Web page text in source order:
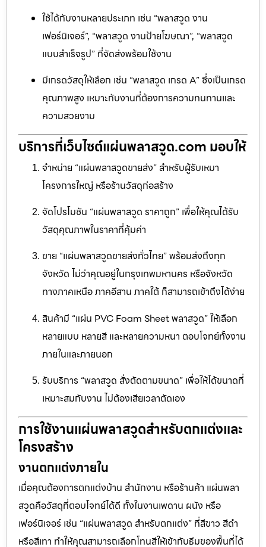
ใช้ได้กับงานหลายประเภท เช่น “พลาสวูด งาน
เฟอร์นิเจอร์”, “พลาสวูด งานป้ายโฆษณา”, “พลาสวูด
แบบสำเร็จรูป” ที่จัดส่งพร้อมใช้งาน
มีเกรดวัสดุให้เลือก เช่น “พลาสวูด เกรด A” ซึ่งเป็นเกรด
คุณภาพสูง เหมาะกับงานที่ต้องการความทนทานและ
ความสวยงาม
บริการที่เว็บไซต์แผ่นพลาสวูด.com มอบให้
จำหน่าย “แผ่นพลาสวูดขายส่ง” สำหรับผู้รับเหมา
โครงการใหญ่ หรือร้านวัสดุก่อสร้าง
จัดโปรโมชัน “แผ่นพลาสวูด ราคาถูก” เพื่อให้คุณได้รับ
วัสดุคุณภาพในราคาที่คุ้มค่า
ขาย “แผ่นพลาสวูดขายส่งทั่วไทย” พร้อมส่งถึงทุก
จังหวัด ไม่ว่าคุณอยู่ในกรุงเทพมหานคร หรือจังหวัด
ทางภาคเหนือ ภาคอีสาน ภาคใต้ ก็สามารถเข้าถึงได้ง่าย
สินค้ามี “แผ่น PVC Foam Sheet พลาสวูด” ให้เลือก
หลายแบบ หลายสี และหลายความหนา ตอบโจทย์ทั้งงาน
ภายในและภายนอก
รับบริการ “พลาสวูด สั่งตัดตามขนาด” เพื่อให้ได้ขนาดที่
เหมาะสมกับงาน ไม่ต้องเสียเวลาตัดเอง
การใช้งานแผ่นพลาสวูดสำหรับตกแต่งและ
โครงสร้าง
งานตกแต่งภายใน
เมื่อคุณต้องการตกแต่งบ้าน สำนักงาน หรือร้านค้า แผ่นพลา
สวูดคือวัสดุที่ตอบโจทย์ได้ดี ทั้งในงานเพดาน ผนัง หรือ
เฟอร์นิเจอร์ เช่น “แผ่นพลาสวูด สำหรับตกแต่ง” ที่สีขาว สีดำ
หรือสีเทา ทำให้คุณสามารถเลือกโทนสีให้เข้ากับธีมของพื้นที่ได้